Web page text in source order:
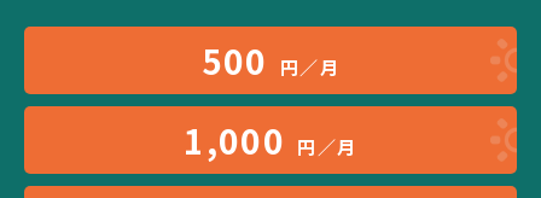
500 円／月
1,000 円／月